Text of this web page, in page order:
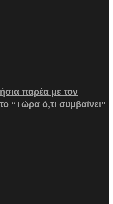
παρέα με τον
“Τώρα ό,τι συμβαίνει”